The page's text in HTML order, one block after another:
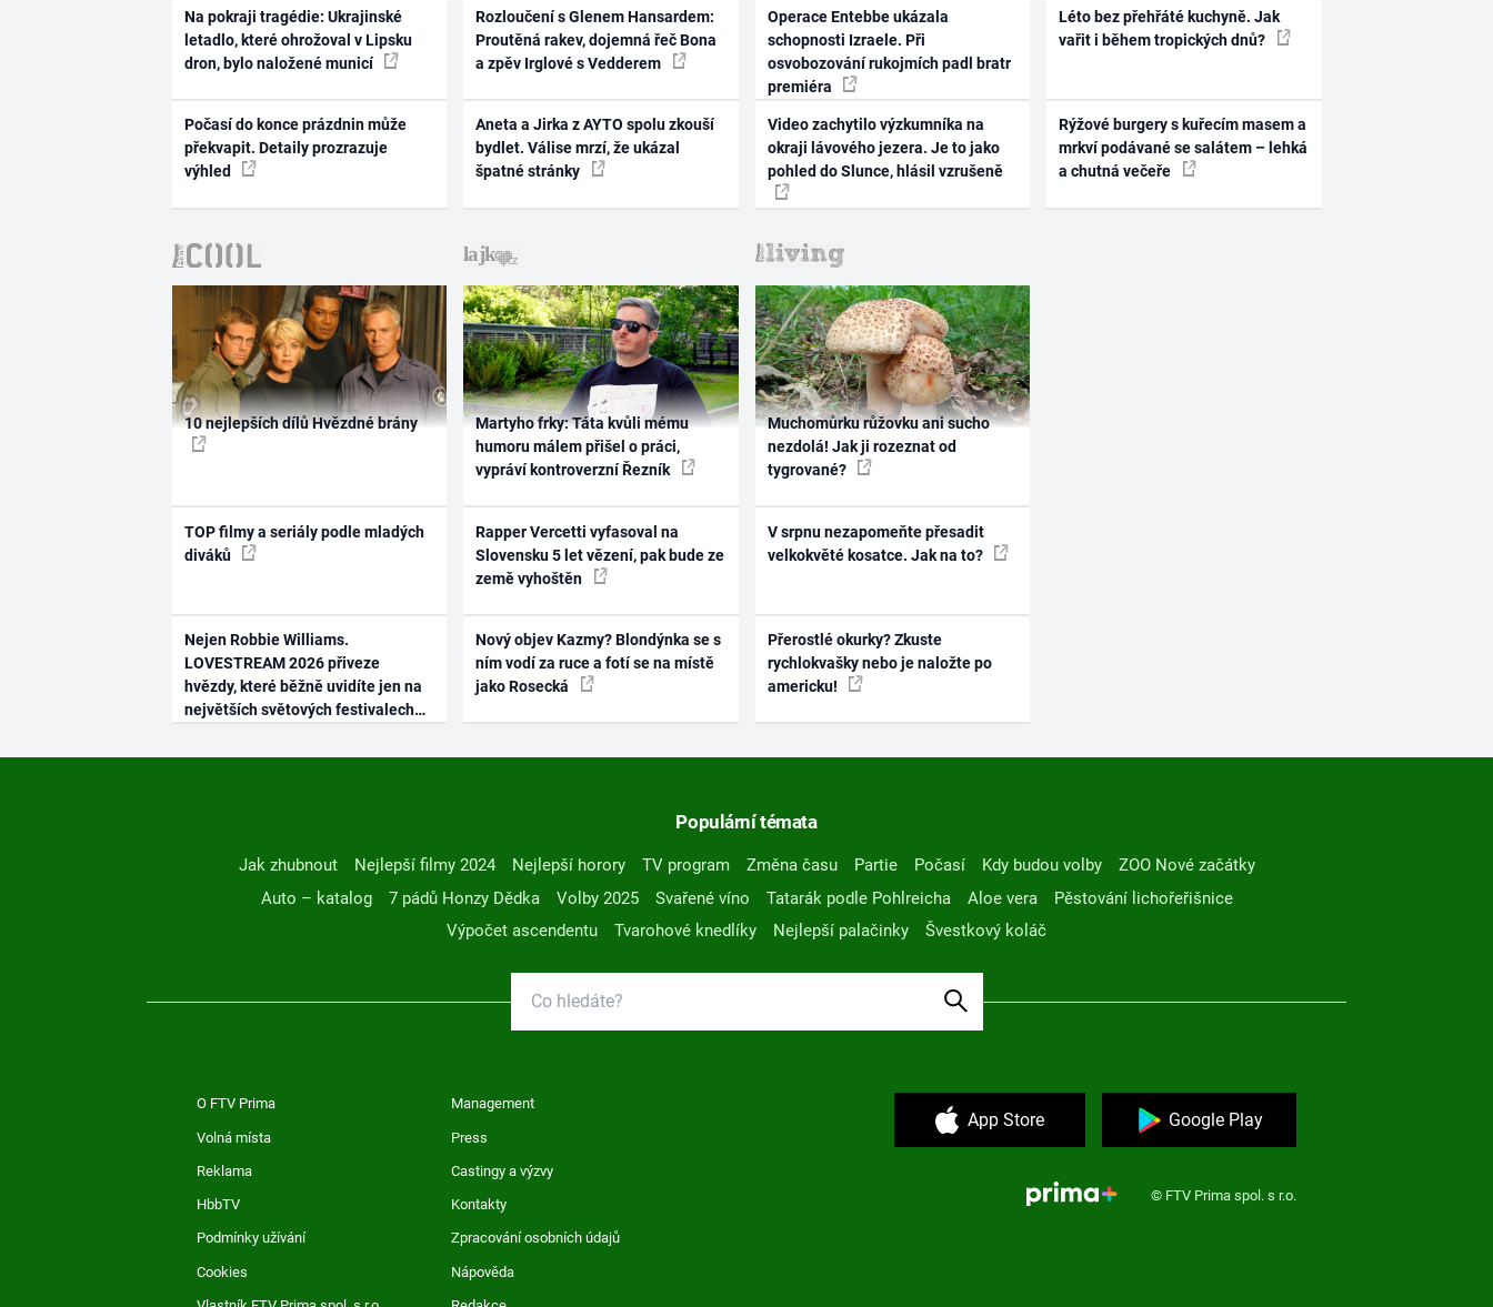
Na pokraji tragédie: Ukrajinské
letadlo, které ohrožoval v Lipsku
dron, bylo naložené municí
Počasí do konce prázdnin může
překvapit. Detaily prozrazuje
výhled
Rozloučení s Glenem Hansardem:
Proutěná rakev, dojemná řeč Bona
a zpěv Irglové s Vedderem
Aneta a Jirka z AYTO spolu zkouší
bydlet. Válise mrzí, že ukázal
špatné stránky
Operace Entebbe ukázala
schopnosti Izraele. Při
osvobozování rukojmích padl bratr
premiéra
Video zachytilo výzkumníka na
okraji lávového jezera. Je to jako
pohled do Slunce, hlásil vzrušeně
Léto bez přehřáté kuchyně. Jak
vařit i během tropických dnů?
Rýžové burgery s kuřecím masem a
mrkví podávané se salátem – lehká
a chutná večeře
10 nejlepších dílů Hvězdné brány
TOP filmy a seriály podle mladých
diváků
Nejen Robbie Williams.
LOVESTREAM 2026 přiveze
hvězdy, které běžně uvidíte jen na
největších světových festivalech
Martyho frky: Táta kvůli mému
humoru málem přišel o práci,
vypráví kontroverzní Řezník
Rapper Vercetti vyfasoval na
Slovensku 5 let vězení, pak bude ze
země vyhoštěn
Nový objev Kazmy? Blondýnka se s
ním vodí za ruce a fotí se na místě
jako Rosecká
Muchomůrku růžovku ani sucho
nezdolá! Jak ji rozeznat od
tygrované?
V srpnu nezapomeňte přesadit
velkokvěté kosatce. Jak na to?
Přerostlé okurky? Zkuste
rychlokvašky nebo je naložte po
americku!
Populární témata
Jak zhubnout Nejlepší filmy 2024 Nejlepší horory TV program Změna času Partie Počasí Kdy budou volby
ZOO Nové začátky
Auto – katalog
7 pádů Honzy Dědka Volby 2025 Svařené víno Tatarák podle Pohlreicha Aloe vera
Pěstování lichořeřišnice
Výpočet ascendentu
Tvarohové knedlíky Nejlepší palačinky Švestkový koláč
O FTV Prima Management
Volná místa Press
Reklama Castingy a výzvy
HbbTV Kontakty
Podmínky užívání Zpracování osobních údajů
Cookies Nápověda
App Store Google Play
© FTV Prima spol. s r.o.